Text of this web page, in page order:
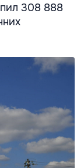
308 888